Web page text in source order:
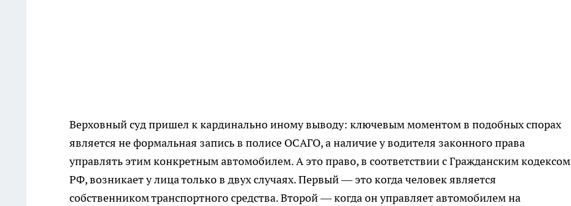
Верховный суд пришел к кардинально иному выводу: ключевым моментом в подобных спорах
является не формальная запись в полисе ОСАГО, а наличие у водителя законного права
управлять этим конкретным автомобилем. А это право, в соответствии с Гражданским кодексом
РФ, возникает у лица только в двух случаях. Первый — это когда человек является
собственником транспортного средства. Второй — когда он управляет автомобилем на